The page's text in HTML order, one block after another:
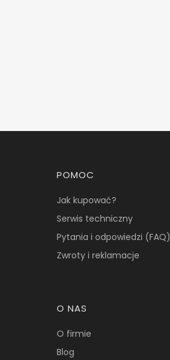
Linki w stopce
POMOC
Jak kupować?
Serwis techniczny
Pytania i odpowiedzi (FAQ)
Zwroty i reklamacje
O NAS
O firmie
Blog